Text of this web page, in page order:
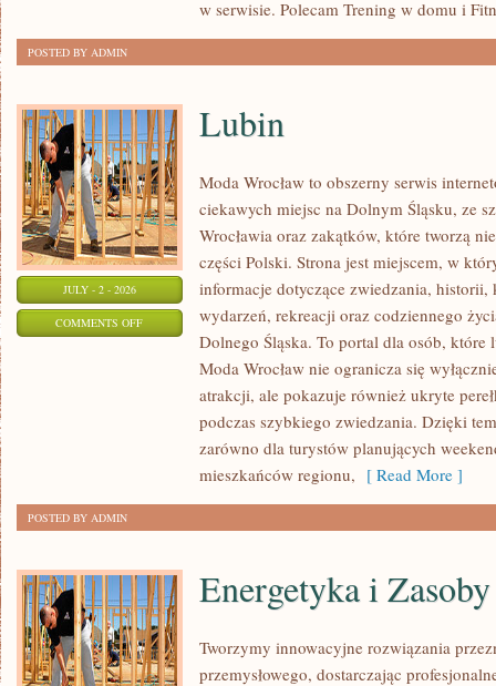
w serwisie. Polecam Trening w domu i
POSTED BY ADMIN
JULY - 2 - 2026
COMMENTS OFFON
Lubin
Moda Wrocław to obszerny serwis
ciekawych miejsc na Dolnym Śląsku, ze
Wrocławia oraz zakątków, które tworzą
części Polski. Strona jest miejscem, w
informacje dotyczące zwiedzania,
wydarzeń, rekreacji oraz codziennego
Dolnego Śląska. To portal dla osób,
Moda Wrocław nie ogranicza się
atrakcji, ale pokazuje również ukryte
podczas szybkiego zwiedzania. Dzięki
zarówno dla turystów planujących
mieszkańców regionu, [ Read More ]
POSTED BY ADMIN
Energetyka i Zasoby
Tworzymy innowacyjne rozwiązania
przemysłowego, dostarczając